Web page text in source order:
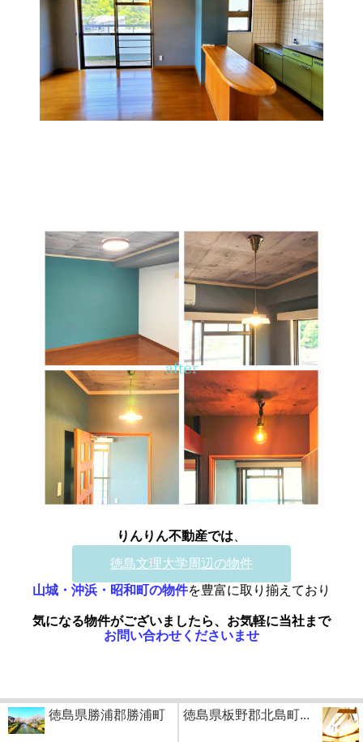
りんりん不動産では
徳島文理大学周辺の物件
山城・沖浜・昭和町の物件を豊富に取り揃えており
気になる物件がございましたら、お気軽に当社まで
お問い合わせくださいませ
徳島県勝浦郡勝浦町 徳島県板野郡北島町...